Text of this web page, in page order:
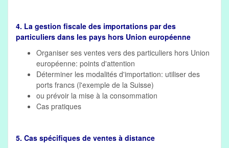
4. La gestion fiscale des importations par des
particuliers dans les pays hors Union européenne
Organiser ses ventes vers des particuliers hors Union
européenne: points d'attention
Déterminer les modalités d'importation: utiliser des
ports francs (l'exemple de la Suisse)
ou prévoir la mise à la consommation
Cas pratiques
5. Cas spécifiques de ventes à distance